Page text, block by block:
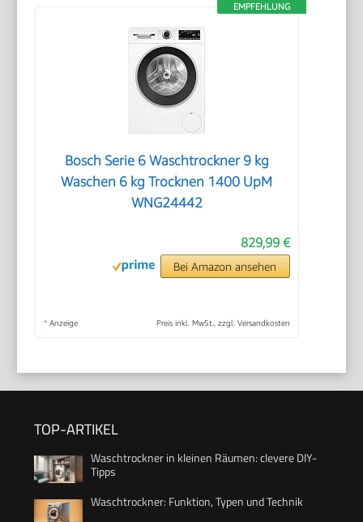
EMPFEHLUNG
Bosch Serie 6 Waschtrockner 9 kg
Waschen 6 kg Trocknen 1400 UpM
WNG24442
829,99 €
Bei Amazon ansehen
* Anzeige Preis inkl. MwSt., zzgl. Versandkosten
TOP-ARTIKEL
Waschtrockner in kleinen Räumen: clevere DIY-
Tipps
Waschtrockner: Funktion, Typen und Technik